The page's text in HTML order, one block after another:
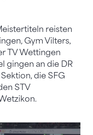
reisten
Gym Vilters,
TV Wettingen
gingen an die DR
die SFG
STV